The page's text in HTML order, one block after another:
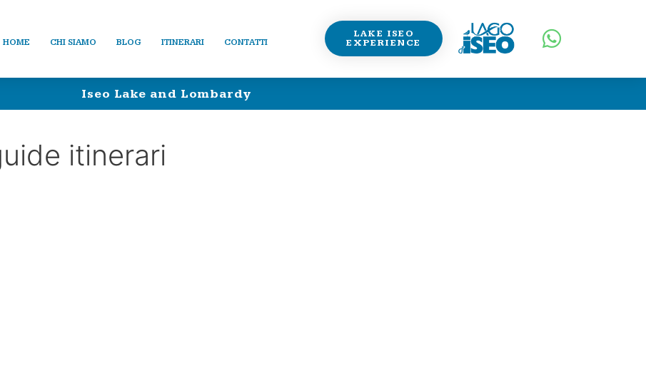
HOME CHI SIAMO BLOG ITINERARI CONTATTI
LAKE ISEO
EXPERIENCE
Iseo Lake and Lombardy
itinerari